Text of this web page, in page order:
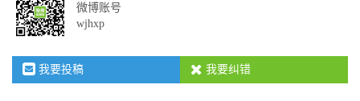
微博账号
wjhxp
我要投稿 我要纠错